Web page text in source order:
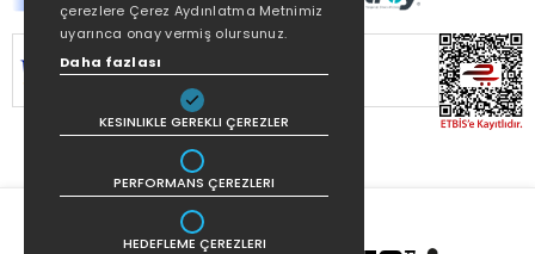
SİTEMİZ
KORUNMAKTADIR.
çerezlere Çerez Aydınlatma Metnimiz
uyarınca onay vermiş olursunuz.
Daha fazlası
KESINLIKLE GEREKLI ÇEREZLER
PERFORMANS ÇEREZLERI
HEDEFLEME ÇEREZLERI